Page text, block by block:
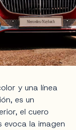
y una línea
es un
el cuero
evoca la imagen